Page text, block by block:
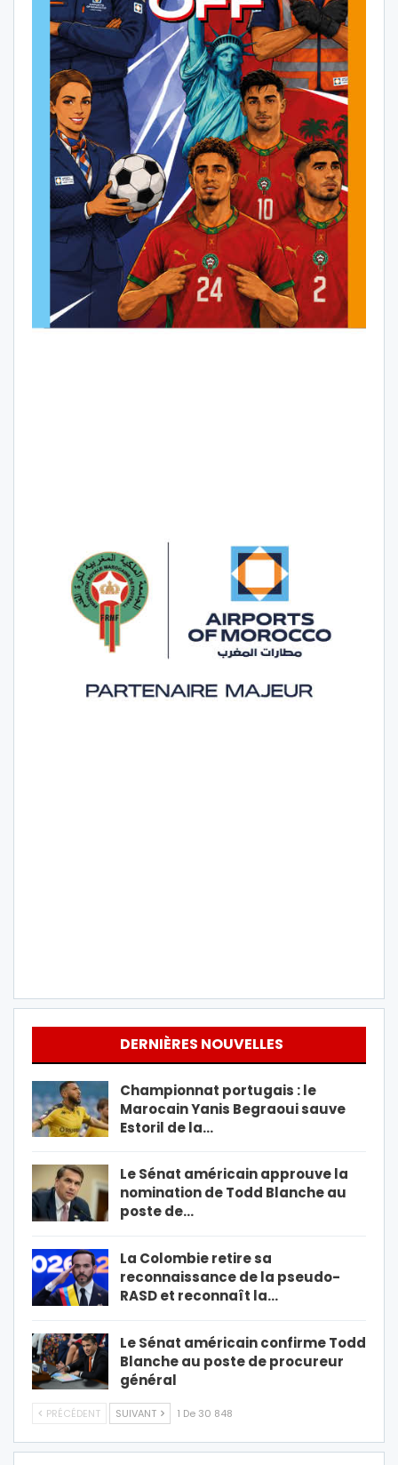
DERNIÈRES NOUVELLES
Championnat portugais : le
Marocain Yanis Begraoui sauve
Estoril de la…
Le Sénat américain approuve la
nomination de Todd Blanche au
poste de…
La Colombie retire sa
reconnaissance de la pseudo-
RASD et reconnaît la…
Le Sénat américain confirme Todd
Blanche au poste de procureur
général
PRÉCÉDENT SUIVANT 1 De 30 848